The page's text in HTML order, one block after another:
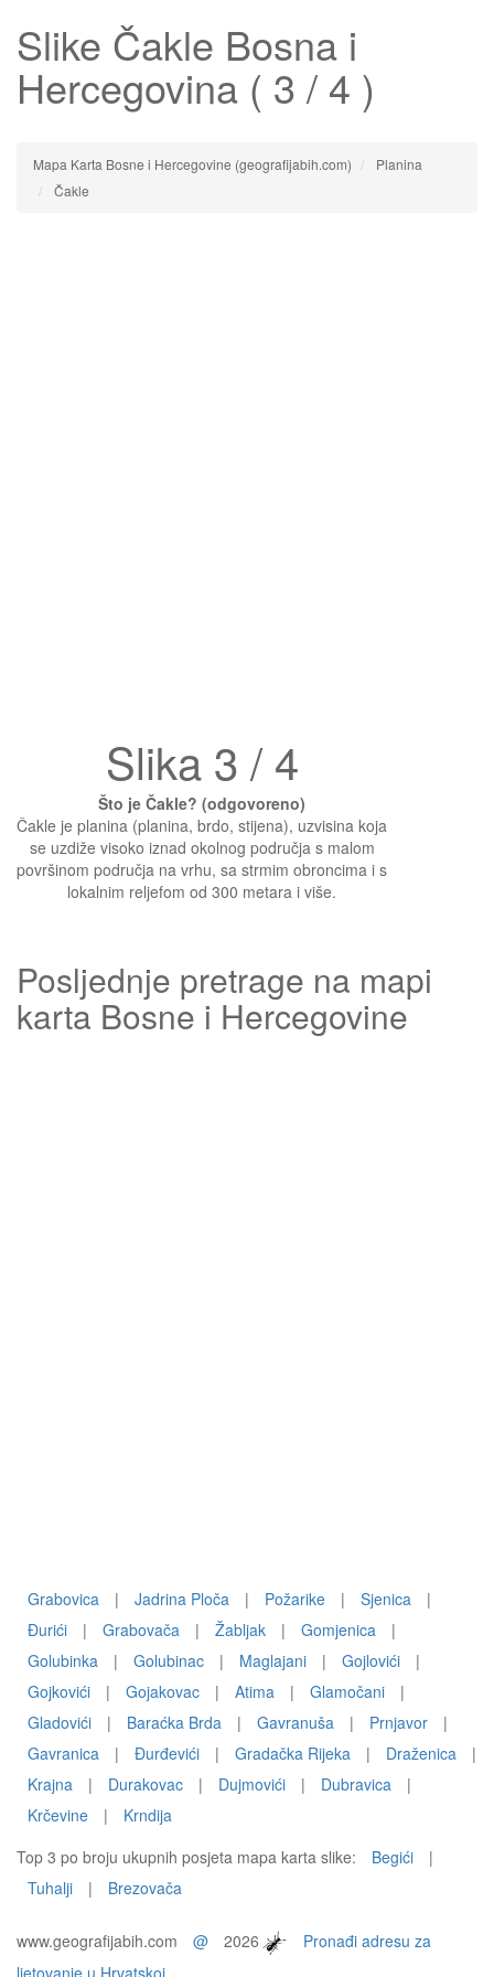
Slike Čakle Bosna i
Hercegovina ( 3 / 4 )
Mapa Karta Bosne i Hercegovine (geografijabih.com)
Planina
Čakle
Slika 3 / 4
Što je Čakle? (odgovoreno)
Čakle je planina (planina, brdo, stijena), uzvisina koja
se uzdiže visoko iznad okolnog područja s malom
površinom područja na vrhu, sa strmim obroncima i s
lokalnim reljefom od 300 metara i više.
Posljednje pretrage na mapi
karta Bosne i Hercegovine
Grabovica | Jadrina Ploča | Požarike | Sjenica
|
Đurići
| Grabovača | Žabljak | Gomjenica
|
Golubinka
| Golubinac | Maglajani | Gojlovići
|
Gojkovići
| Gojakovac | Atima | Glamočani
|
Gladovići
| Baraćka Brda | Gavranuša | Prnjavor
|
Gavranica
| Đurđevići | Gradačka Rijeka | Draženica
|
Krajna
| Durakovac | Dujmovići | Dubravica
|
Krčevine
|
Krndija
Top 3 po broju ukupnih posjeta mapa karta slike:
Begići
|
Tuhalji
| Brezovača
www.geografijabih.com @ 2026
Pronađi adresu za